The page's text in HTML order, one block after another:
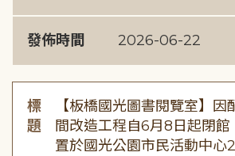
發佈時間 2026-06-22
標
題
【板橋國光圖書閱覽室】因
間改造工程自6月8日起閉館
置於國光公園市民活動中心